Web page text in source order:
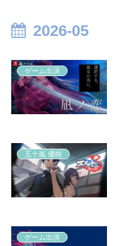
2026-05
ゲーム出演
五十嵐 優樹
ゲーム出演